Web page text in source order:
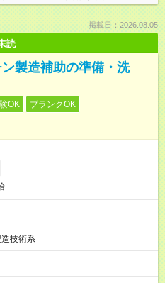
掲載日：2026.08.05
読
ン製造補助の準備・洗
OK
ブランクOK
技術系